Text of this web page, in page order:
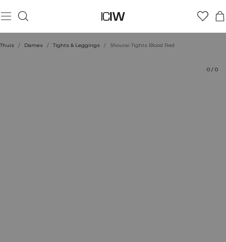
Thuis / Dames / Tights & Leggings / Shourai Tights Blood Red
0 / 0